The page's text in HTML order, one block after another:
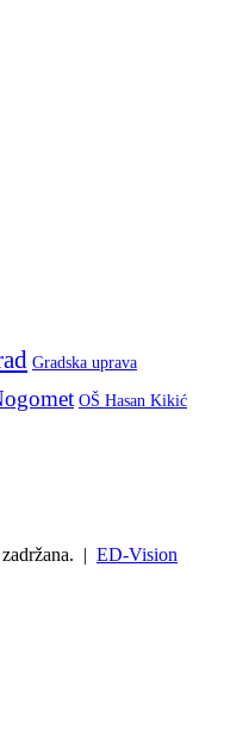
Gradska uprava
OŠ Hasan Kikić
| ED-Vision